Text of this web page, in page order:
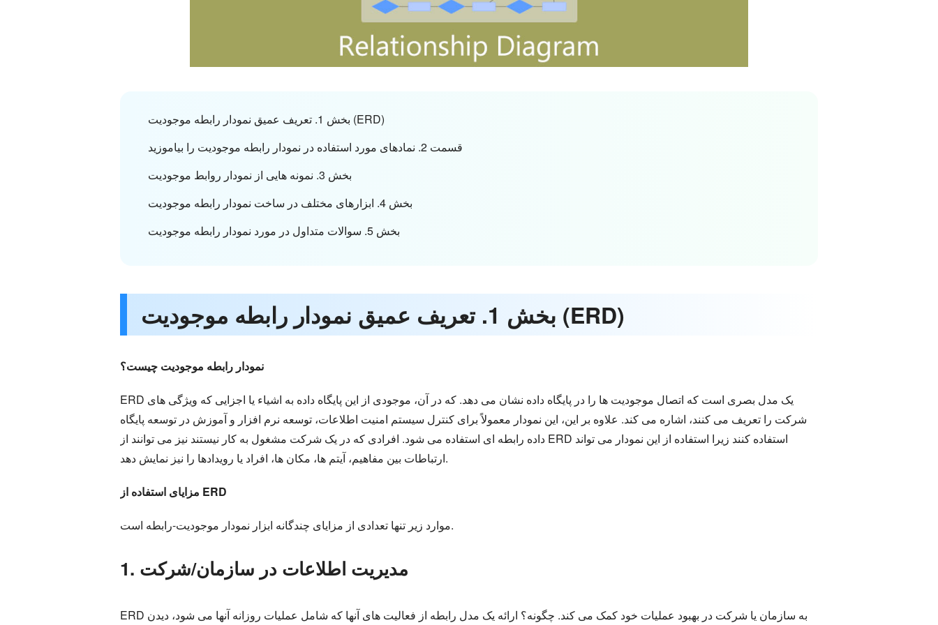
بخش 1. تعریف عمیق نمودار رابطه موجودیت (ERD)
قسمت 2. نمادهای مورد استفاده در نمودار رابطه موجودیت را بیاموزید
بخش 3. نمونه هایی از نمودار روابط موجودیت
بخش 4. ابزارهای مختلف در ساخت نمودار رابطه موجودیت
بخش 5. سوالات متداول در مورد نمودار رابطه موجودیت
بخش 1. تعریف عمیق نمودار رابطه موجودیت (ERD)
نمودار رابطه موجودیت چیست؟
ERD یک مدل بصری است که اتصال موجودیت ها را در پایگاه داده نشان می دهد. که در آن، موجودی از این پایگاه داده به اشیاء یا اجزایی که ویژگی های
شرکت را تعریف می کنند، اشاره می کند. علاوه بر این، این نمودار معمولاً برای کنترل سیستم امنیت اطلاعات، توسعه نرم افزار و آموزش در توسعه پایگاه
داده رابطه ای استفاده می شود. افرادی که در یک شرکت مشغول به کار نیستند نیز می توانند از ERD استفاده کنند زیرا استفاده از این نمودار می تواند
ارتباطات بین مفاهیم، آیتم ها، مکان ها، افراد یا رویدادها را نیز نمایش دهد.
مزایای استفاده از ERD
موارد زیر تنها تعدادی از مزایای چندگانه ابزار نمودار موجودیت-رابطه است.
1. مدیریت اطلاعات در سازمان/شرکت
ERD به سازمان یا شرکت در بهبود عملیات خود کمک می کند. چگونه؟ ارائه یک مدل رابطه از فعالیت های آنها که شامل عملیات روزانه آنها می شود، دیدن